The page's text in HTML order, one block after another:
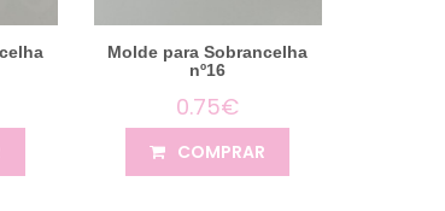
Molde para Sobrancelha
nº16
0.75€
COMPRAR